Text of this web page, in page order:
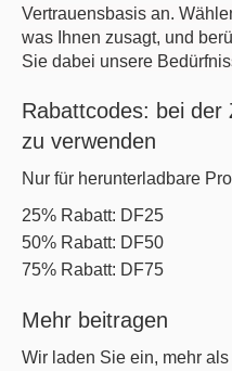
Vertrauensbasis an.
was Ihnen zusagt, und
Sie dabei unsere
Rabattcodes: bei der
zu verwenden
Nur für herunterladbare
25% Rabatt: DF25
50% Rabatt: DF50
75% Rabatt: DF75
Mehr beitragen
Wir laden Sie ein, mehr als